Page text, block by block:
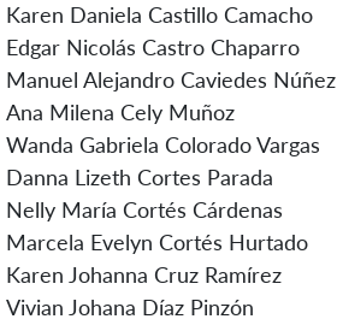
Karen Daniela Castillo Camacho
Edgar Nicolás Castro Chaparro
Manuel Alejandro Caviedes Núñez
Ana Milena Cely Muñoz
Wanda Gabriela Colorado Vargas
Danna Lizeth Cortes Parada
Nelly María Cortés Cárdenas
Marcela Evelyn Cortés Hurtado
Karen Johanna Cruz Ramírez
Vivian Johana Díaz Pinzón